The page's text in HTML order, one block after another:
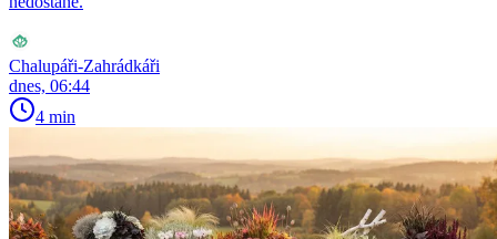
Chalupáři-Zahrádkáři
dnes, 06:44
4 min